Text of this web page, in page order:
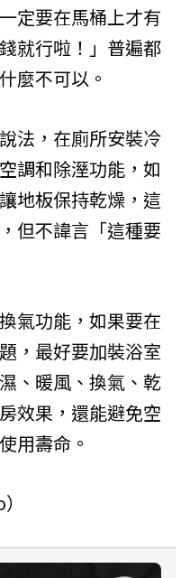
定要在馬桶上才有
就行啦！」普遍都
麼不可以。
法，在廁所安裝冷
調和除溼功能，如
地板保持乾燥，這
但不諱言「這種要
氣功能，如果要在
，最好要加裝浴室
、暖風、換氣、乾
效果，還能避免空
用壽命。